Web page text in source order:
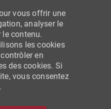
vous offrir une
analyser le
contenu.
les cookies
en
des cookies. Si
vous consentez